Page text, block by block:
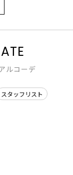
ルコーデ
スタッフリスト